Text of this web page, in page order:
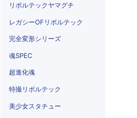
リボルテックヤマグチ
レガシーOFリボルテック
完全変形シリーズ
魂SPEC
超進化魂
特撮リボルテック
美少女スタチュー